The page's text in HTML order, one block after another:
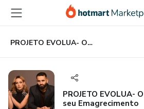
para
conteúdo
principal
para
pagamento
para
rodapé
PROJETO EVOLUA- O passo a passo do seu Emagrecimento
PROJETO EVOLUA-
seu Emagrecimento